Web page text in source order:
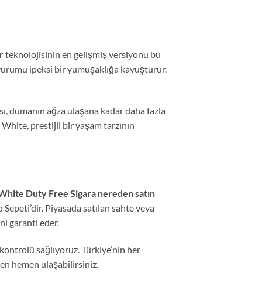
teknolojisinin en gelişmiş versiyonu bu
ipeksi bir yumuşaklığa kavuşturur.
dumanın ağza ulaşana kadar daha fazla
White, prestijli bir yaşam tarzının
Duty Free Sigara nereden satın
Piyasada satılan sahte veya
garanti eder.
sağlıyoruz. Türkiye’nin her
hemen ulaşabilirsiniz.